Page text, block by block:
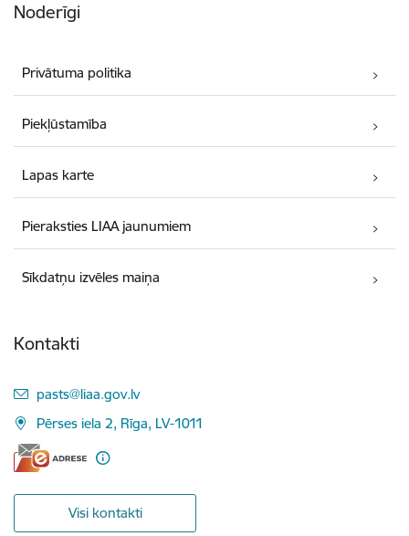
Noderīgi
Privātuma politika
Piekļūstamība
Lapas karte
Pieraksties LIAA jaunumiem
Sīkdatņu izvēles maiņa
Kontakti
E-pasts:
pasts@liaa.gov.lv
Pērses iela 2, Rīga, LV-1011
Visi kontakti